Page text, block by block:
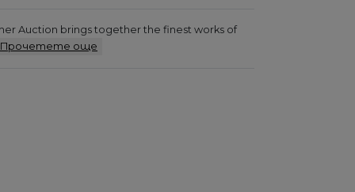
Auction brings together the finest works of
Прочетете още